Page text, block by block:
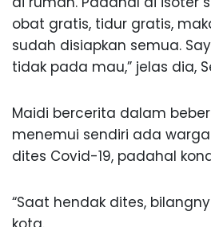
obat gratis, tidur gratis,
sudah disiapkan semua.
tidak pada mau,” jelas dia,
Maidi bercerita dalam
menemui sendiri ada
dites Covid-19, padahal
“Saat hendak dites,